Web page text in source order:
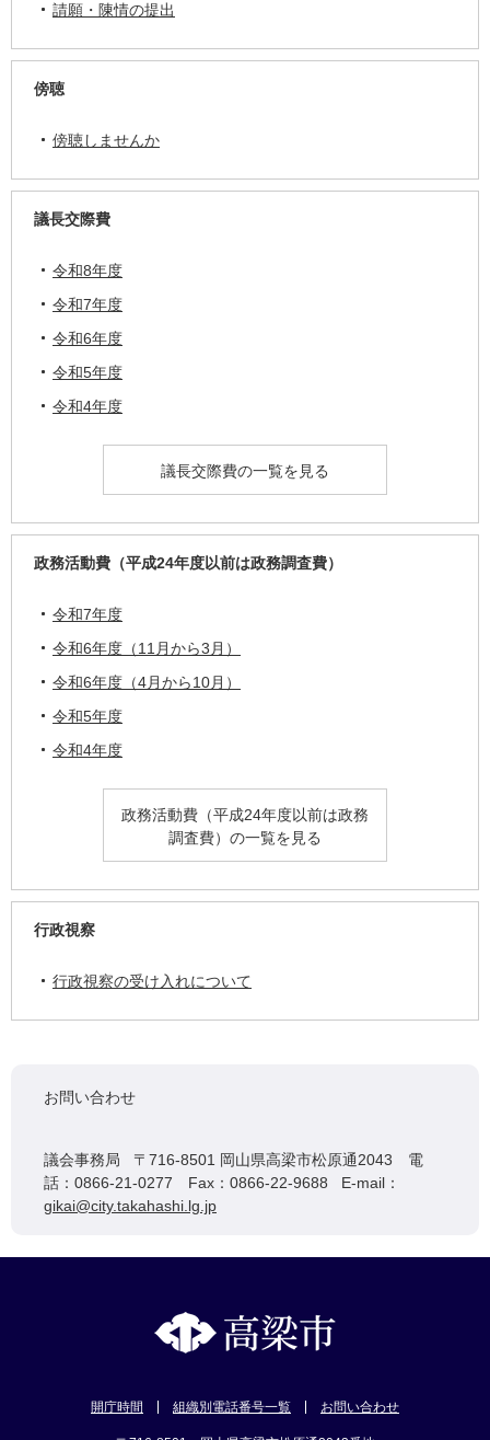
請願・陳情の提出
傍聴
傍聴しませんか
議長交際費
令和8年度
令和7年度
令和6年度
令和5年度
令和4年度
議長交際費の一覧を見る
政務活動費（平成24年度以前は政務調査費）
令和7年度
令和6年度（11月から3月）
令和6年度（4月から10月）
令和5年度
令和4年度
政務活動費（平成24年度以前は政務
調査費）の一覧を見る
行政視察
行政視察の受け入れについて
お問い合わせ
議会事務局 〒716-8501 岡山県高梁市松原通2043 電
話：0866-21-0277 Fax：0866-22-9688 E-mail：
gikai@city.takahashi.lg.jp
開庁時間 組織別電話番号一覧 お問い合わせ